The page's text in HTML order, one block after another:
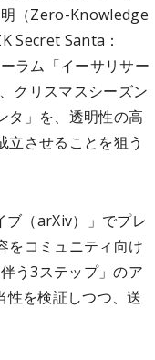
（Zero-Knowledge
Secret Santa：
ラム「イーサリサー
クリスマスシーズン
タ」を、透明性の高
立させることを狙う
ブ（arXiv）」でプレ
をコミュニティ向け
う3ステップ」のア
性を検証しつつ、送